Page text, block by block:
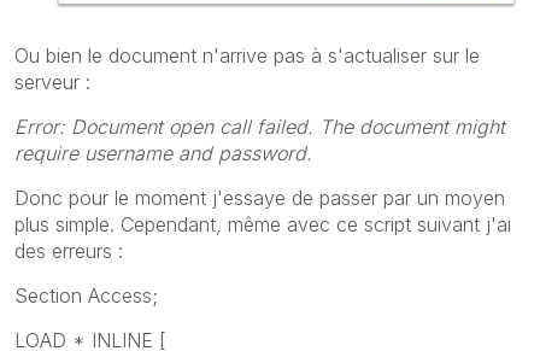
Ou bien le document n'arrive pas à s'actualiser sur le
serveur :
Error: Document open call failed. The document might
require username and password.
Donc pour le moment j'essaye de passer par un moyen
plus simple. Cependant, même avec ce script suivant j'ai
des erreurs :
Section Access;
LOAD * INLINE [